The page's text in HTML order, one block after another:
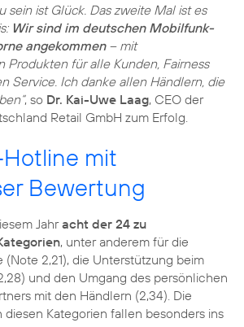
sein ist Glück. Das zweite Mal ist es
Wir sind im deutschen Mobilfunk-
angekommen– mit
Produkten für alle Kunden, Fairness
Service. Ich danke allen Händlern, die
, so Dr. Kai-Uwe Laag, CEO der
mit
Bewertung
Jahracht der 24 zu
, unter anderem für die
2,21), die Unterstützung beim
und den Umgang des persönlichen
mit den Händlern (2,34). Die
diesen Kategorien fallen besonders ins